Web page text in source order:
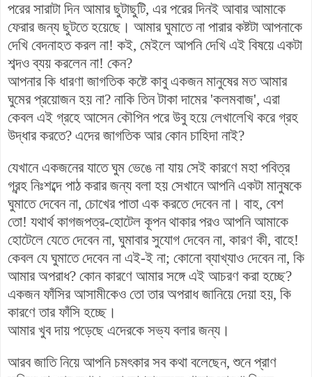
পরের সারাটা দিন আমার ছুটাছুটি, এর পরের দিনই আবার আমাকে
ফেরার জন্য ছুটতে হয়েছে। আমার ঘুমাতে না পারার কষ্টটা আপনাকে
দেখি বেদনাহত করল না! কই, মেইলে আপনি দেখি এই বিষয়ে একটা
শব্দও ব্যয় করলেন না! কেন?
আপনার কি ধারণা জাগতিক কষ্টে কাবু একজন মানুষের মত আমার
ঘুমের প্রয়োজন হয় না? নাকি তিন টাকা দামের 'কলমবাজ', এরা
কেবল এই গ্রহে আসেন কৌপিন পরে উবু হয়ে লেখালেখি করে গ্রহ
উদ্ধার করতে? এদের জাগতিক আর কোন চাহিদা নাই?
যেখানে একজনের যাতে ঘুম ভেঙে না যায় সেই কারণে মহা পবিত্র
গ্রন্হ নিঃশব্দে পাঠ করার জন্য বলা হয় সেখানে আপনি একটা মানুষকে
ঘুমাতে দেবেন না, চোখের পাতা এক করতে দেবেন না। বাহ, বেশ
তো! যথার্থ কাগজপত্র-হোটেল কূপন থাকার পরও আপনি আমাকে
হোটেলে যেতে দেবেন না, ঘুমাবার সুযোগ দেবেন না, কারণ কী, বাহে!
কেবল যে ঘুমাতে দেবেন না এই-ই না; কোনো ব্যাখ্যাও দেবেন না, কি
আমার অপরাধ? কোন কারণে আমার সঙ্গে এই আচরণ করা হচ্ছে?
একজন ফাঁসির আসামীকেও তো তার অপরাধ জানিয়ে দেয়া হয়, কি
কারণে তার ফাঁসি হচ্ছে।
আমার খুব দায় পড়েছে এদেরকে সভ্য বলার জন্য।
আরব জাতি নিয়ে আপনি চমৎকার সব কথা বলেছেন, শুনে প্রাণ